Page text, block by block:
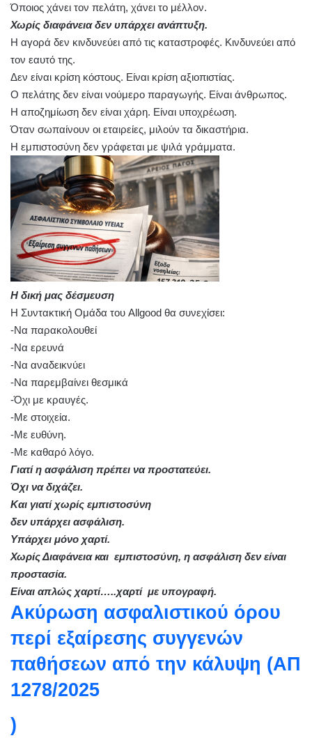
Όποιος χάνει τον πελάτη, χάνει το μέλλον.
Χωρίς διαφάνεια δεν υπάρχει ανάπτυξη.
Η αγορά δεν κινδυνεύει από τις καταστροφές. Κινδυνεύει από
τον εαυτό της.
Δεν είναι κρίση κόστους. Είναι κρίση αξιοπιστίας.
Ο πελάτης δεν είναι νούμερο παραγωγής. Είναι άνθρωπος.
Η αποζημίωση δεν είναι χάρη. Είναι υποχρέωση.
Όταν σωπαίνουν οι εταιρείες, μιλούν τα δικαστήρια.
Η εμπιστοσύνη δεν γράφεται με ψιλά γράμματα.
Η δική μας δέσμευση
Η Συντακτική Ομάδα του Allgood θα συνεχίσει:
-Να παρακολουθεί
-Να ερευνά
-Να αναδεικνύει
-Να παρεμβαίνει θεσμικά
-Όχι με κραυγές.
-Με στοιχεία.
-Με ευθύνη.
-Με καθαρό λόγο.
Γιατί η ασφάλιση πρέπει να προστατεύει.
Όχι να διχάζει.
Και γιατί χωρίς εμπιστοσύνη
δεν υπάρχει ασφάλιση.
Υπάρχει μόνο χαρτί.
Χωρίς Διαφάνεια και εμπιστοσύνη, η ασφάλιση δεν είναι
προστασία.
Είναι απλώς χαρτί…..χαρτί με υπογραφή.
Ακύρωση ασφαλιστικού όρου
περί εξαίρεσης συγγενών
παθήσεων από την κάλυψη (ΑΠ
1278/2025
)